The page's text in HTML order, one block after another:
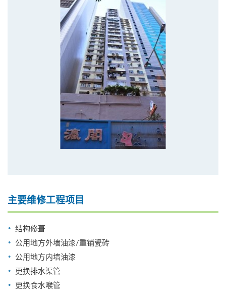
主要维修工程项目
结构修葺
公用地方外墙油漆/重铺瓷砖
公用地方内墙油漆
更换排水渠管
更换食水喉管